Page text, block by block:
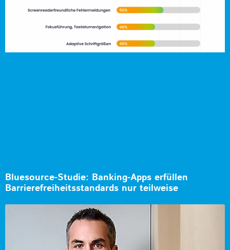
Bluesource-Studie: Banking-Apps erfüllen
Barrierefreiheitsstandards nur teilweise